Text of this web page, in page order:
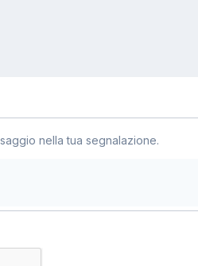
nella tua segnalazione.